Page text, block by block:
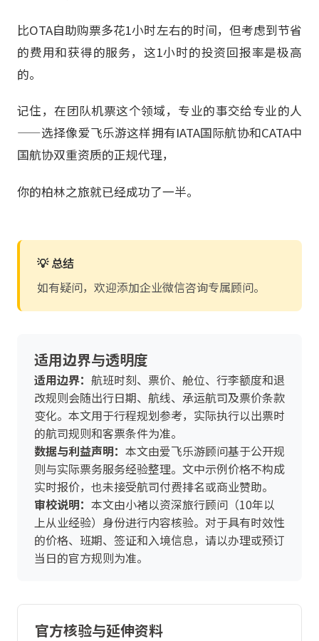
比OTA自助购票多花1小时左右的时间，但考虑到节省
的费用和获得的服务，这1小时的投资回报率是极高
的。
记住，在团队机票这个领域，专业的事交给专业的人
——选择像爱飞乐游这样拥有IATA国际航协和CATA中
国航协双重资质的正规代理，
你的柏林之旅就已经成功了一半。
💡 总结
如有疑问，欢迎添加企业微信咨询专属顾问。
适用边界与透明度
适用边界： 航班时刻、票价、舱位、行李额度和退
改规则会随出行日期、航线、承运航司及票价条款
变化。本文用于行程规划参考，实际执行以出票时
的航司规则和客票条件为准。
数据与利益声明： 本文由爱飞乐游顾问基于公开规
则与实际票务服务经验整理。文中示例价格不构成
实时报价，也未接受航司付费排名或商业赞助。
审校说明： 本文由小褚以资深旅行顾问（10年以
上从业经验）身份进行内容核验。对于具有时效性
的价格、班期、签证和入境信息，请以办理或预订
当日的官方规则为准。
官方核验与延伸资料